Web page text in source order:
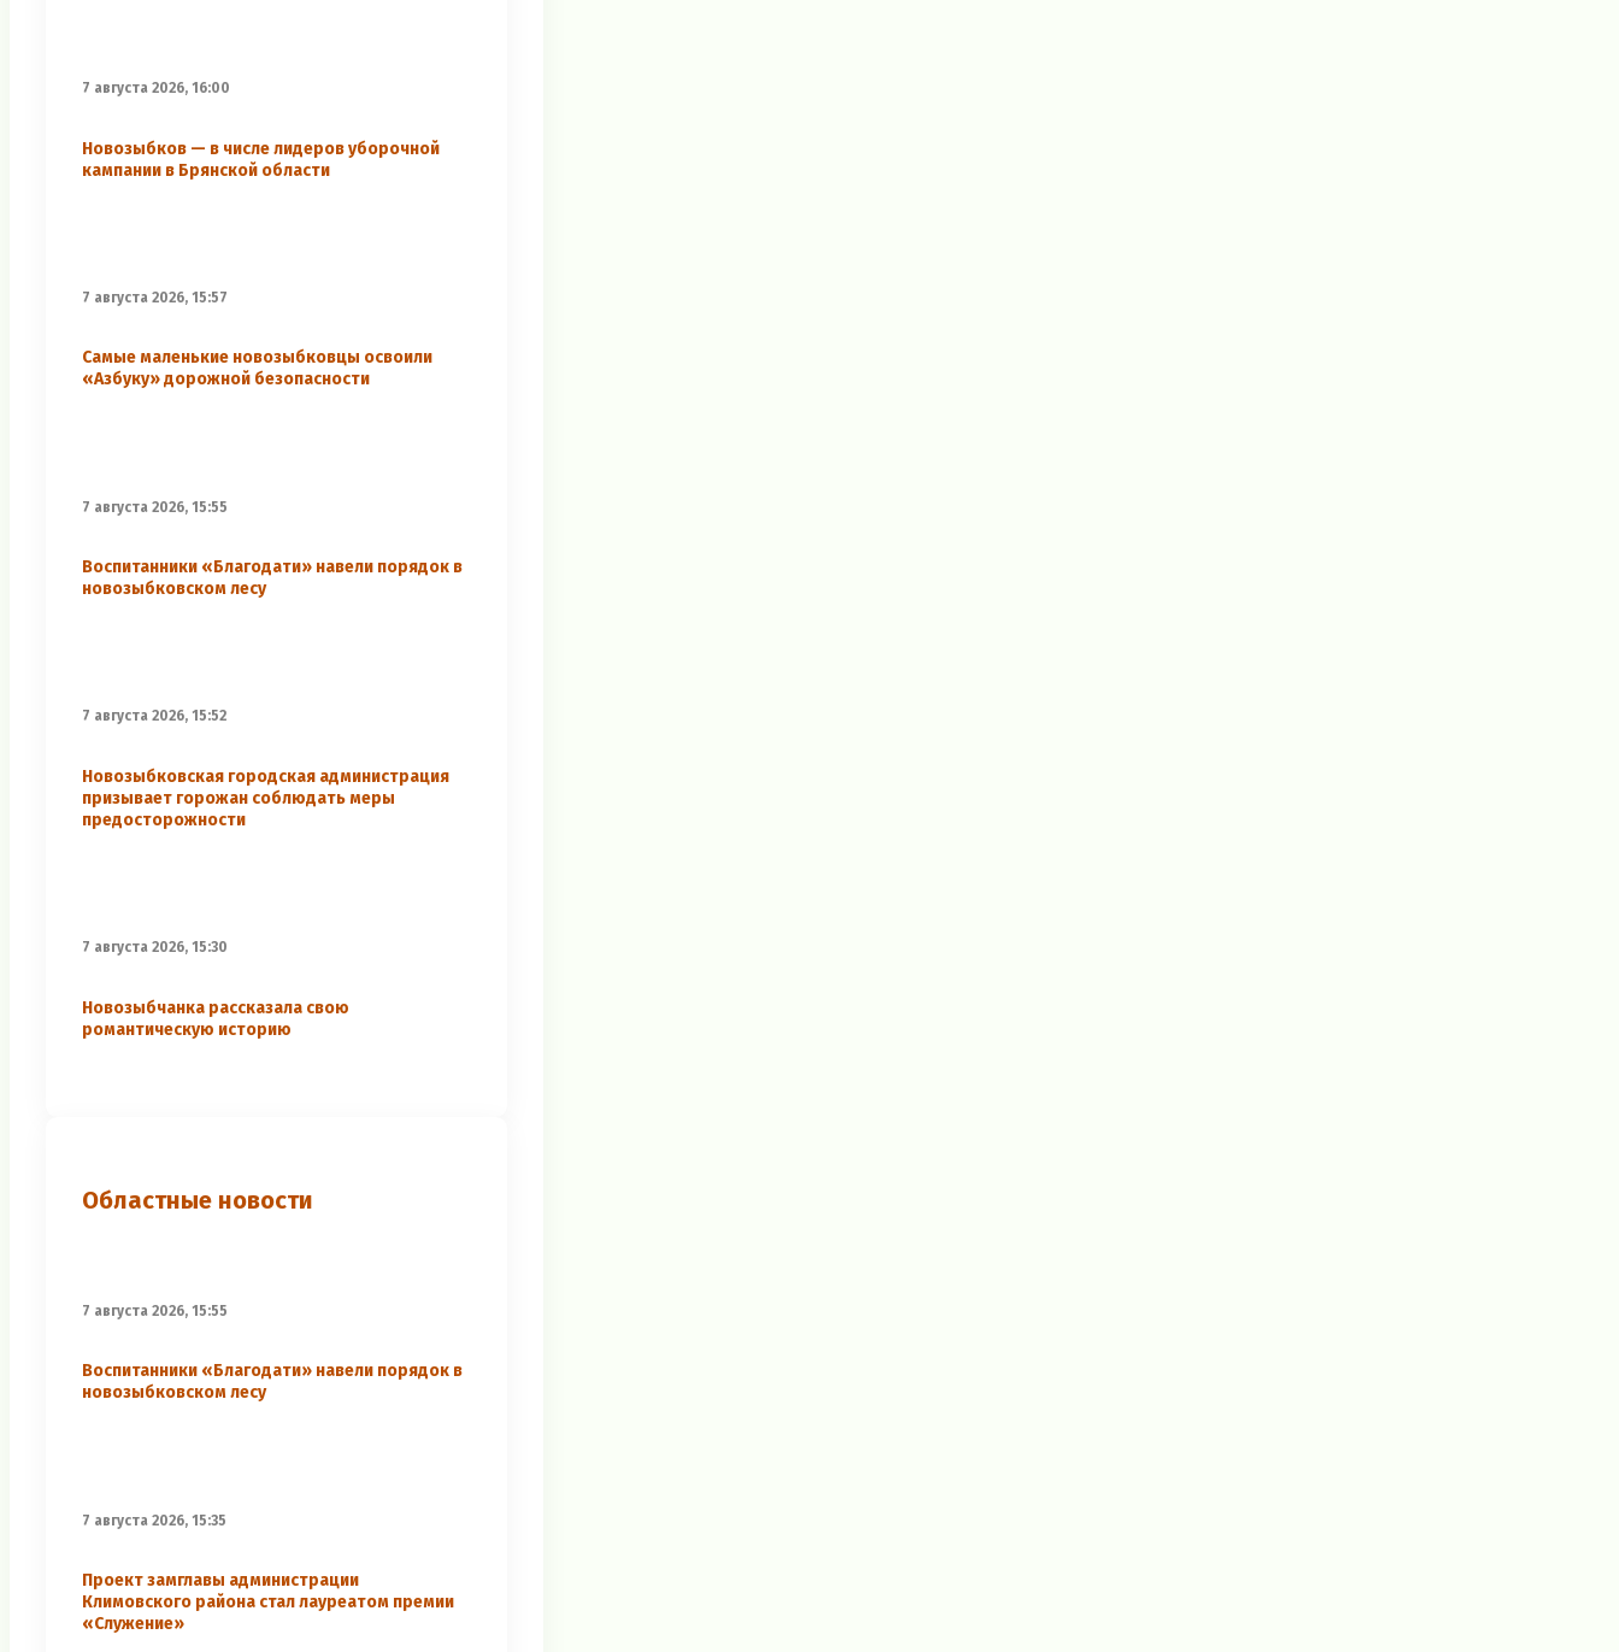
7 августа 2026, 16:00
Новозыбков — в числе лидеров уборочной
кампании в Брянской области
7 августа 2026, 15:57
Самые маленькие новозыбковцы освоили
«Азбуку» дорожной безопасности
7 августа 2026, 15:55
Воспитанники «Благодати» навели порядок в
новозыбковском лесу
7 августа 2026, 15:52
Новозыбковская городская администрация
призывает горожан соблюдать меры
предосторожности
7 августа 2026, 15:30
Новозыбчанка рассказала свою
романтическую историю
Областные новости
7 августа 2026, 15:55
Воспитанники «Благодати» навели порядок в
новозыбковском лесу
7 августа 2026, 15:35
Проект замглавы администрации
Климовского района стал лауреатом премии
«Служение»